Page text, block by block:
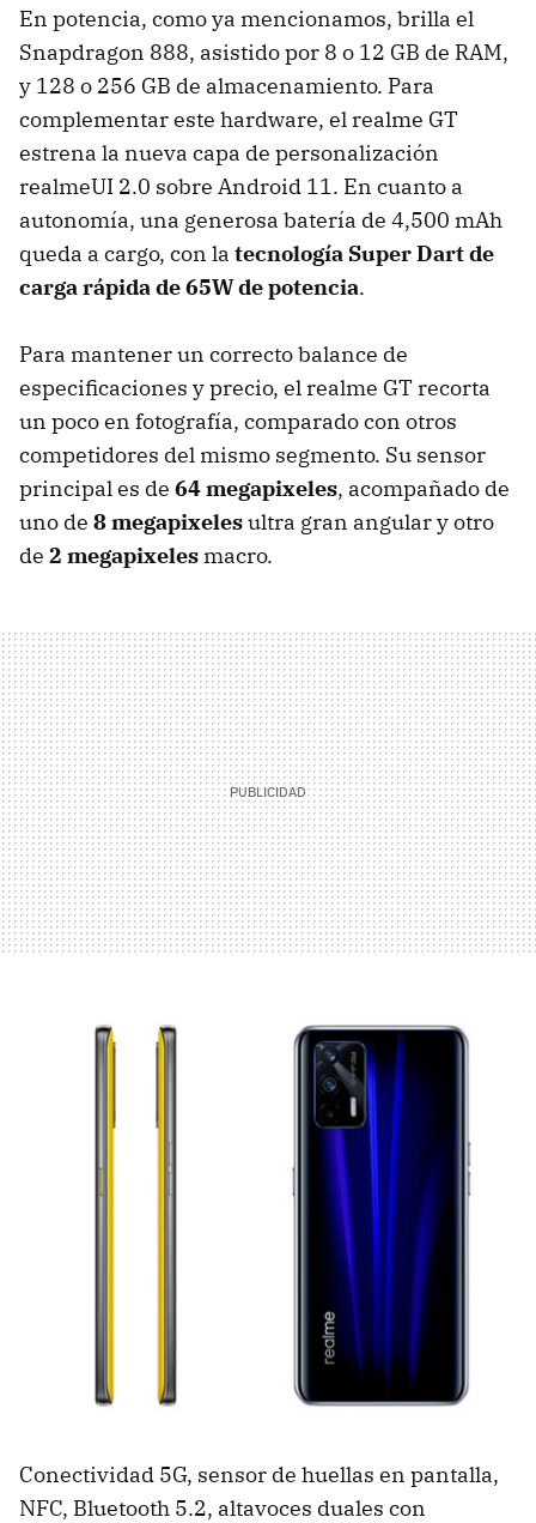
En potencia, como ya mencionamos, brilla el
Snapdragon 888, asistido por 8 o 12 GB de RAM,
y 128 o 256 GB de almacenamiento. Para
complementar este hardware, el realme GT
estrena la nueva capa de personalización
realmeUI 2.0 sobre Android 11. En cuanto a
autonomía, una generosa batería de 4,500 mAh
queda a cargo, con la tecnología Super Dart de
carga rápida de 65W de potencia.
Para mantener un correcto balance de
especificaciones y precio, el realme GT recorta
un poco en fotografía, comparado con otros
competidores del mismo segmento. Su sensor
principal es de 64 megapixeles, acompañado de
uno de 8 megapixelesultra gran angular y otro
de 2 megapixeles macro.
Conectividad 5G, sensor de huellas en pantalla,
NFC, Bluetooth 5.2, altavoces duales con